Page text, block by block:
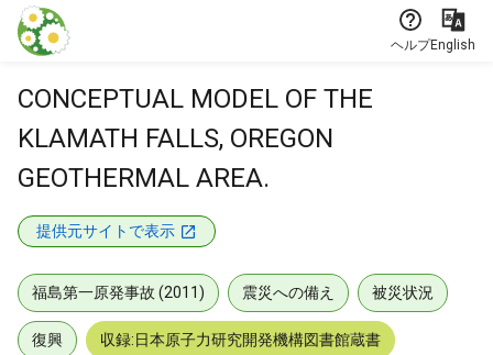
本文に飛ぶ
ヘルプEnglish
CONCEPTUAL MODEL OF THE
KLAMATH FALLS, OREGON
GEOTHERMAL AREA.
提供元サイトで表示
福島第一原発事故 (2011) 震災への備え 被災状況
復興 収録:日本原子力研究開発機構図書館蔵書